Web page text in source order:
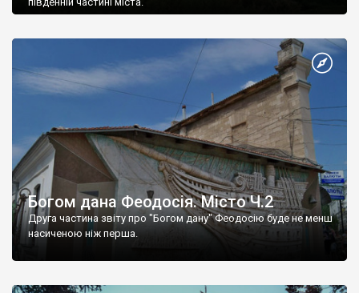
Богом дана Феодосія. Місто Ч.2
Друга частина звіту про "Богом дану" Феодосію буде не менш
насиченою ніж перша.